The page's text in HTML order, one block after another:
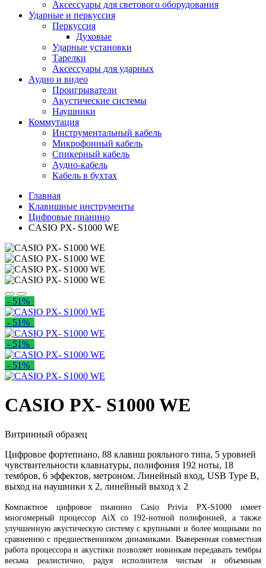
Аксессуары для светового оборудования
Ударные и перкуссия
Перкуссия
Духовые
Ударные установки
Тарелки
Аксессуары для ударных
Аудио и видео
Проигрыватели
Акустические системы
Наушники
Коммутация
Инструментальный кабель
Микрофонный кабель
Спикерный кабель
Аудио-кабель
Кабель в бухтах
Главная
Клавишные инструменты
Цифровые пианино
CASIO PX- S1000 WE
- 51%
- 51%
- 51%
- 51%
CASIO PX- S1000 WE
Витринный образец
Цифровое фортепиано, 88 клавиш рояльного типа, 5 уровней
чувствительности клавиатуры, полифония 192 ноты, 18
тембров, 6 эффектов, метроном. Линейный вход, USB Type B,
выход на наушники x 2, линейный выход x 2
Компактное цифровое пианино Casio Privia PX-S1000 имеет
многомерный процессор AiX со 192-нотной полифонией, а также
улучшенную акустическую систему с крупными и более мощными по
сравнению с предшественником динамиками. Выверенная совместная
работа процессора и акустики позволяет новинкам передавать тембры
весьма реалистично, радуя исполнителя чистым и объемным